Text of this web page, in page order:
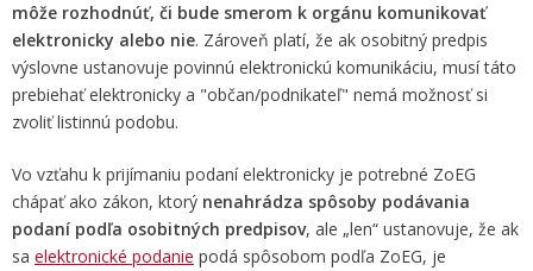
môže rozhodnúť, či bude smerom k orgánu komunikovať
elektronicky alebo nie. Zároveň platí, že ak osobitný predpis
výslovne ustanovuje povinnú elektronickú komunikáciu, musí táto
prebiehať elektronicky a "občan/podnikateľ" nemá možnosť si
zvoliť listinnú podobu.
Vo vzťahu k prijímaniu podaní elektronicky je potrebné ZoEG
chápať ako zákon, ktorý nenahrádza spôsoby podávania
podaní podľa osobitných predpisov, ale „len“ ustanovuje, že ak
sa elektronické podanie podá spôsobom podľa ZoEG, je